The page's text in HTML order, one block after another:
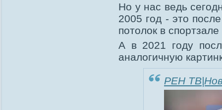
Но у нас ведь
2005 год - это
потолок в
А в 2021 году
аналогичную
РЕН